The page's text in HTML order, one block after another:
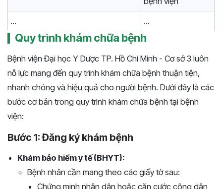
...
...
Quy trình khám chữa bệnh
Bệnh viện Đại học Y Dược TP. Hồ Chí Minh - Cơ sở 3 luôn
nỗ lực mang đến quy trình khám chữa bệnh thuận tiện,
nhanh chóng và hiệu quả cho người bệnh. Dưới đây là các
bước cơ bản trong quy trình khám chữa bệnh tại bệnh
viện:
Bước 1: Đăng ký khám bệnh
Khám bảo hiểm y tế (BHYT):
Bệnh nhân cần mang theo các giấy tờ sau:
Chứng minh nhân dân hoặc căn cước công dân